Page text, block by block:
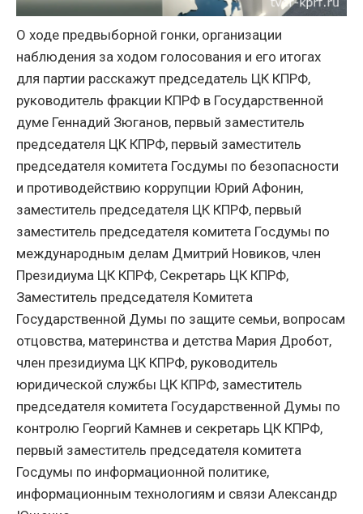
О ходе предвыборной гонки, организации
наблюдения за ходом голосования и его итогах
для партии расскажут председатель ЦК КПРФ,
руководитель фракции КПРФ в Государственной
думе Геннадий Зюганов, первый заместитель
председателя ЦК КПРФ, первый заместитель
председателя комитета Госдумы по безопасности
и противодействию коррупции Юрий Афонин,
заместитель председателя ЦК КПРФ, первый
заместитель председателя комитета Госдумы по
международным делам Дмитрий Новиков, член
Президиума ЦК КПРФ, Секретарь ЦК КПРФ,
Заместитель председателя Комитета
Государственной Думы по защите семьи, вопросам
отцовства, материнства и детства Мария Дробот,
член президиума ЦК КПРФ, руководитель
юридической службы ЦК КПРФ, заместитель
председателя комитета Государственной Думы по
контролю Георгий Камнев и секретарь ЦК КПРФ,
первый заместитель председателя комитета
Госдумы по информационной политике,
информационным технологиям и связи Александр